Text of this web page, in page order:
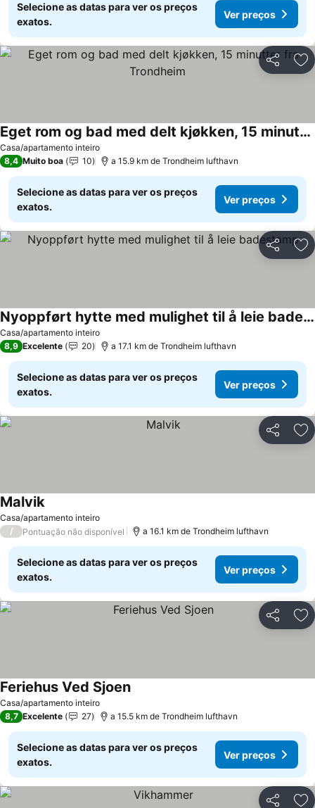
Selecione as datas para ver os preços
exatos.
Ver preços
Partilhar
Casa/apartamento inteiro
Eget rom og bad med delt kjøkken, 15 minutter fra Trondheim
8,4 Muito boa 10 a 15.9 km de Trondheim lufthavn
Selecione as datas para ver os preços
exatos.
Ver preços
Partilhar
Casa/apartamento inteiro
Nyoppført hytte med mulighet til å leie badestamp
8,9 Excelente 20 a 17.1 km de Trondheim lufthavn
Selecione as datas para ver os preços
exatos.
Ver preços
Partilhar
Casa/apartamento inteiro
Malvik
/ Pontuação não disponível a 16.1 km de Trondheim lufthavn
Selecione as datas para ver os preços
exatos.
Ver preços
Partilhar
Casa/apartamento inteiro
Feriehus Ved Sjoen
8,7 Excelente 27 a 15.5 km de Trondheim lufthavn
Selecione as datas para ver os preços
exatos.
Ver preços